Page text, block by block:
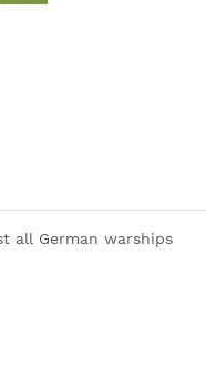
all German warships